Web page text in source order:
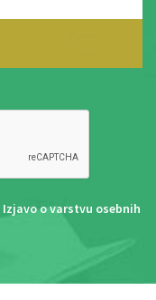
Izjavo o varstvu osebnih